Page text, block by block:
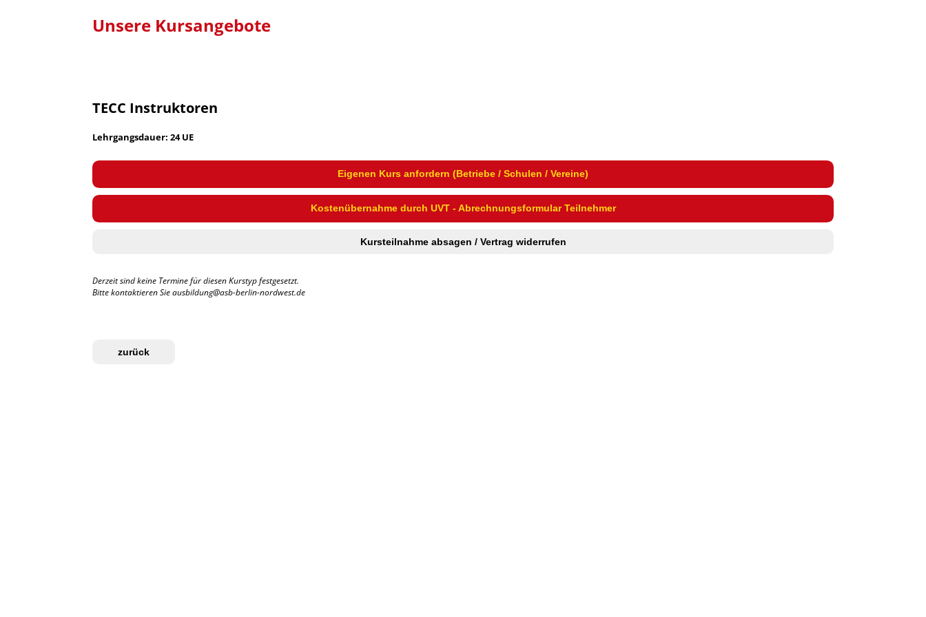
Unsere Kursangebote
TECC Instruktoren
Lehrgangsdauer: 24 UE
Eigenen Kurs anfordern (Betriebe / Schulen / Vereine)
Kostenübernahme durch UVT - Abrechnungsformular Teilnehmer
Kursteilnahme absagen / Vertrag widerrufen
Derzeit sind keine Termine für diesen Kurstyp festgesetzt.
Bitte kontaktieren Sie ausbildung@asb-berlin-nordwest.de
zurück